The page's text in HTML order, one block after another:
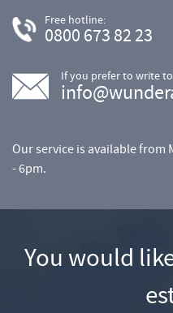
Free hotline:
0800 673 82 23
If you prefer to write
Our service is available from
- 6pm.
You would